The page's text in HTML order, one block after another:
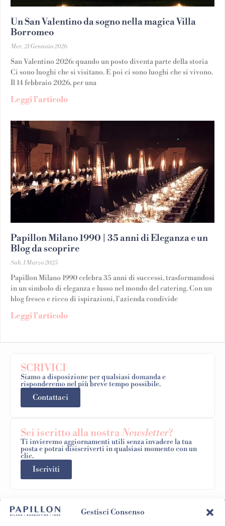
Gestisci Consenso
Un San Valentino da sogno nella magica Villa
Borromeo
Mer, 21 Gennaio 2026
San Valentino 2026: quando un posto diventa parte della storia
Ci sono luoghi che si visitano. E poi ci sono luoghi che si vivono.
Il 14 febbraio 2026, per una
Leggi l'articolo
Papillon Milano 1990 | 35 anni di Eleganza e un
Blog da scoprire
Sab, 1 Marzo 2025
Papillon Milano 1990 celebra 35 anni di successi, trasformandosi
in un simbolo di eleganza e lusso nel mondo del catering. Con un
blog fresco e ricco di ispirazioni, l’azienda condivide
Leggi l'articolo
Sei iscritto alla nostraNewsletter?
Ti invieremo aggiornamenti utili senza invadere la tua
posta e potrai disiscriverti in qualsiasi momento con un
clic.
Iscriviti
SCRIVICI
Siamo a disposizione per qualsiasi domanda e
risponderemo nel più breve tempo possibile.
Contattaci